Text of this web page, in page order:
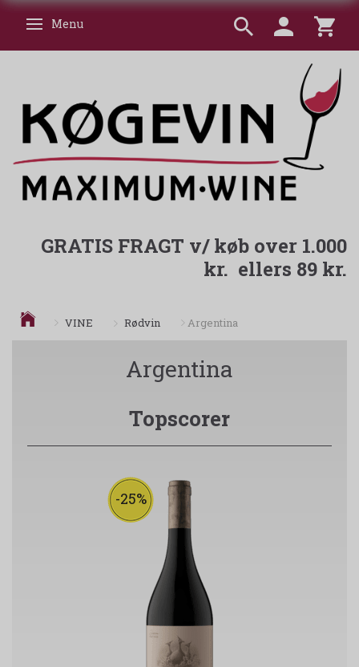
Skifte navigation
Menu
GRATIS FRAGT v/ køb over 1.000
kr. ellers 89 kr.
VINE Rødvin Argentina
Argentina
Topscorer
-25%